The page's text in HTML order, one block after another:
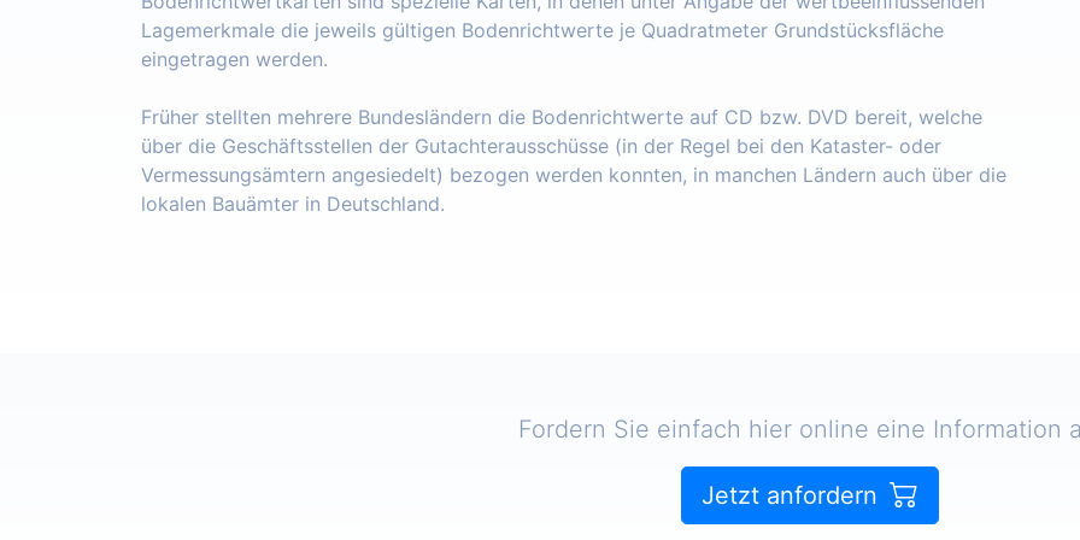
Lagemerkmale die jeweils gültigen Bodenrichtwerte je Quadratmeter Grundstücksfläche
eingetragen werden.
Früher stellten mehrere Bundesländern die Bodenrichtwerte auf CD bzw. DVD bereit, welche
über die Geschäftsstellen der Gutachterausschüsse (in der Regel bei den Kataster- oder
Vermessungsämtern angesiedelt) bezogen werden konnten, in manchen Ländern auch über die
lokalen Bauämter in Deutschland.
Fordern Sie einfach hier online eine Information
Jetzt anfordern